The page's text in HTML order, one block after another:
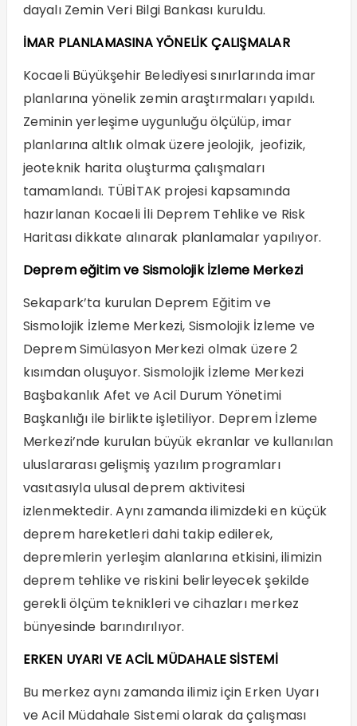
dayalı Zemin Veri Bilgi Bankası kuruldu.
İMAR PLANLAMASINA YÖNELİK ÇALIŞMALAR
Kocaeli Büyükşehir Belediyesi sınırlarında imar
planlarına yönelik zemin araştırmaları yapıldı.
Zeminin yerleşime uygunluğu ölçülüp, imar
planlarına altlık olmak üzere jeolojik, jeofizik,
jeoteknik harita oluşturma çalışmaları
tamamlandı. TÜBİTAK projesi kapsamında
hazırlanan Kocaeli İli Deprem Tehlike ve Risk
Haritası dikkate alınarak planlamalar yapılıyor.
Deprem eğitim ve Sismolojik İzleme Merkezi
Sekapark’ta kurulan Deprem Eğitim ve
Sismolojik İzleme Merkezi, Sismolojik İzleme ve
Deprem Simülasyon Merkezi olmak üzere 2
kısımdan oluşuyor. Sismolojik İzleme Merkezi
Başbakanlık Afet ve Acil Durum Yönetimi
Başkanlığı ile birlikte işletiliyor. Deprem İzleme
Merkezi’nde kurulan büyük ekranlar ve kullanılan
uluslararası gelişmiş yazılım programları
vasıtasıyla ulusal deprem aktivitesi
izlenmektedir. Aynı zamanda ilimizdeki en küçük
deprem hareketleri dahi takip edilerek,
depremlerin yerleşim alanlarına etkisini, ilimizin
deprem tehlike ve riskini belirleyecek şekilde
gerekli ölçüm teknikleri ve cihazları merkez
bünyesinde barındırılıyor.
ERKEN UYARI VE ACİL MÜDAHALE SİSTEMİ
Bu merkez aynı zamanda ilimiz için Erken Uyarı
ve Acil Müdahale Sistemi olarak da çalışması